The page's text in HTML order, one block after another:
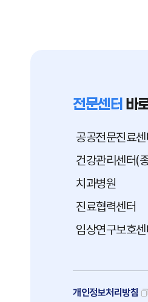
전문센터 바
공공전문진료센
건강관리센터(
치과병원
진료협력센터
임상연구보호센
개인정보처리방침